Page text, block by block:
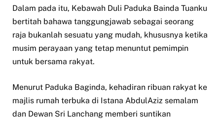
Dalam pada itu, Kebawah Duli Paduka Bainda Tuanku
bertitah bahawa tanggungjawab sebagai seorang
raja bukanlah sesuatu yang mudah, khususnya ketika
musim perayaan yang tetap menuntut pemimpin
untuk bersama rakyat.
Menurut Paduka Baginda, kehadiran ribuan rakyat ke
majlis rumah terbuka di Istana AbdulAziz semalam
dan Dewan Sri Lanchang memberi suntikan